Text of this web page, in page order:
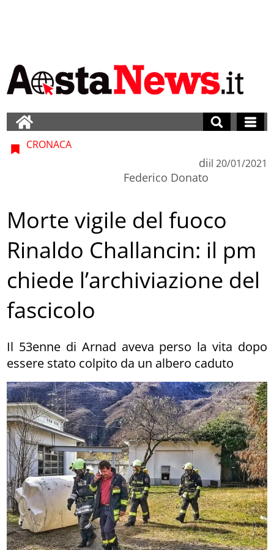
CRONACA
di
Federico Donato
il 20/01/2021
Morte vigile del fuoco
Rinaldo Challancin: il pm
chiede l’archiviazione del
fascicolo
Il 53enne di Arnad aveva perso la vita dopo
essere stato colpito da un albero caduto